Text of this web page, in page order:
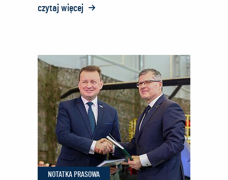
czytaj więcej o:
rywalizowali
podczas
drugiej
edycji
konkursu
Code
Quest
w
PZL
NOTATKA PRASOWA